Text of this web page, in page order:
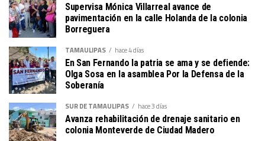
Supervisa Mónica Villarreal avance de
pavimentación en la calle Holanda de la colonia
Borreguera
TAMAULIPAS hace 4 días
En San Fernando la patria se ama y se defiende:
Olga Sosa en la asamblea Por la Defensa de la
Soberanía
SUR DE TAMAULIPAS hace 3 días
Avanza rehabilitación de drenaje sanitario en
colonia Monteverde de Ciudad Madero